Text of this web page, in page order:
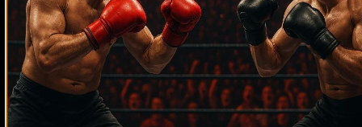
Мойзес Роберт Скотт Мелтон Боуэн Хосе Феликс Монтьель Блэйк
Капарелло Шейн Сатклифф Ремихио Молина Дрикус Дю Плесси
Тимо Хоффманн Джерри Куни Бернард Хопкинс
Поли Айяла Линдон Артур Грэг Эверетт Райан Дэвис
Чейз Хупер
Мелвин Эппс Майкл Спинкс Родни Харрис Джаред Гуден Хесус
Куэльяр